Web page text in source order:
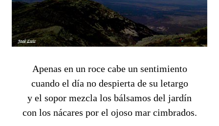
Apenas en un roce cabe un sentimiento
cuando el día no despierta de su letargo
y el sopor mezcla los bálsamos del jardín
con los nácares por el ojoso mar cimbrados.